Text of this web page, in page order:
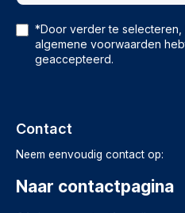
*Door verder te
algemene voorwaarden
geaccepteerd.
Contact
Neem eenvoudig contact op:
Naar contactpagina